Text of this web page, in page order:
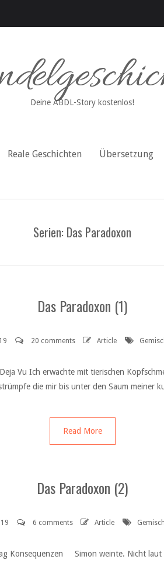
Deine ABDL-Story kostenlos!
Reale Geschichten Übersetzung
Serien: Das Paradoxon
Das Paradoxon (1)
20 comments Article
Vu Ich erwachte mit tierischen
die mir bis unter den Saum meiner
Read More
Das Paradoxon (2)
6 comments Article
Konsequenzen Simon weinte. Nicht laut